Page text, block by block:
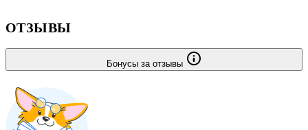
ОТЗЫВЫ
Бонусы за отзывы